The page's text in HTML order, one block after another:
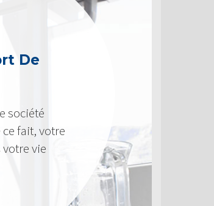
De
société
fait, votre
vie